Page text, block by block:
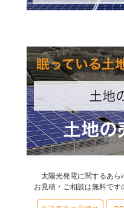
太陽光発電に関するあら
お見積・ご相談は無料です